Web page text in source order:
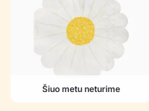
Šiuo metu neturime